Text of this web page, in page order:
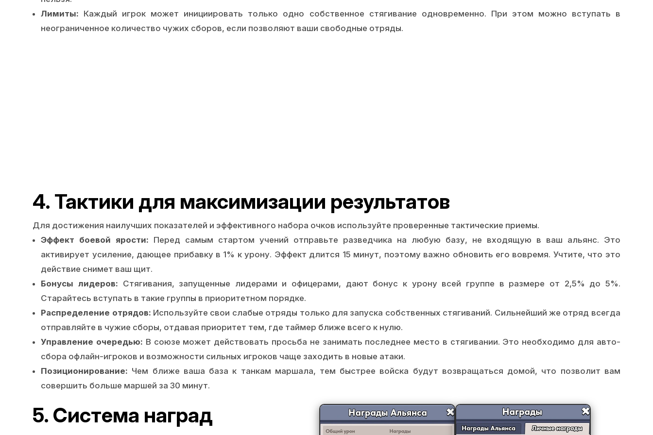
Лимиты: Каждый игрок может инициировать только одно собственное стягивание одновременно. При этом можно вступать в
неограниченное количество чужих сборов, если позволяют ваши свободные отряды.
4. Тактики для максимизации результатов
Для достижения наилучших показателей и эффективного набора очков используйте проверенные тактические приемы.
Эффект боевой ярости: Перед самым стартом учений отправьте разведчика на любую базу, не входящую в ваш альянс. Это
активирует усиление, дающее прибавку в 1% к урону. Эффект длится 15 минут, поэтому важно обновить его вовремя. Учтите, что это
действие снимет ваш щит.
Бонусы лидеров: Стягивания, запущенные лидерами и офицерами, дают бонус к урону всей группе в размере от 2,5% до 5%.
Старайтесь вступать в такие группы в приоритетном порядке.
Распределение отрядов: Используйте свои слабые отряды только для запуска собственных стягиваний. Сильнейший же отряд всегда
отправляйте в чужие сборы, отдавая приоритет тем, где таймер ближе всего к нулю.
Управление очередью: В союзе может действовать просьба не занимать последнее место в стягивании. Это необходимо для авто-
сбора офлайн-игроков и возможности сильных игроков чаще заходить в новые атаки.
Позиционирование: Чем ближе ваша база к танкам маршала, тем быстрее войска будут возвращаться домой, что позволит вам
совершить больше маршей за 30 минут.
5. Система наград